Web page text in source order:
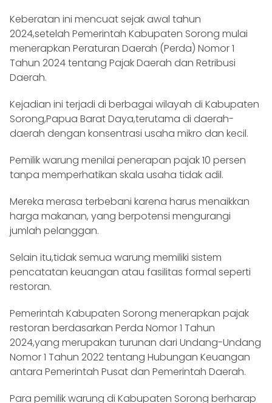
Keberatan ini mencuat sejak awal tahun
2024,setelah Pemerintah Kabupaten Sorong mulai
menerapkan Peraturan Daerah (Perda) Nomor 1
Tahun 2024 tentang Pajak Daerah dan Retribusi
Daerah.
Kejadian ini terjadi di berbagai wilayah di Kabupaten
Sorong,Papua Barat Daya,terutama di daerah-
daerah dengan konsentrasi usaha mikro dan kecil.
Pemilik warung menilai penerapan pajak 10 persen
tanpa memperhatikan skala usaha tidak adil.
Mereka merasa terbebani karena harus menaikkan
harga makanan, yang berpotensi mengurangi
jumlah pelanggan.
Selain itu,tidak semua warung memiliki sistem
pencatatan keuangan atau fasilitas formal seperti
restoran.
Pemerintah Kabupaten Sorong menerapkan pajak
restoran berdasarkan Perda Nomor 1 Tahun
2024,yang merupakan turunan dari Undang-Undang
Nomor 1 Tahun 2022 tentang Hubungan Keuangan
antara Pemerintah Pusat dan Pemerintah Daerah.
Para pemilik warung di Kabupaten Sorong berharap